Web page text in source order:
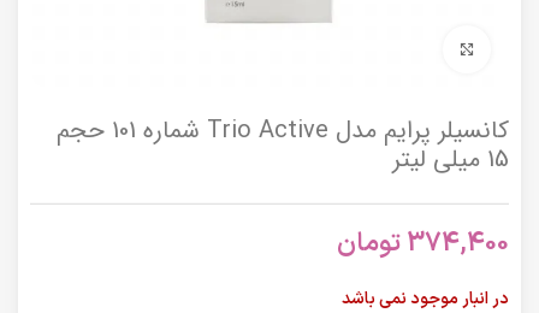
کانسیلر پرایم مدل Trio Active شماره 101 حجم
15 میلی لیتر
374,400تومان
در انبار موجود نمی باشد